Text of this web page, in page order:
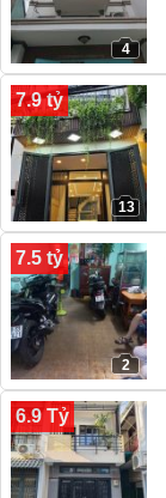
4
7.9 tỷ
13
7.5 tỷ
2
6.9 Tỷ